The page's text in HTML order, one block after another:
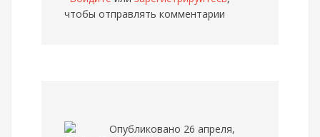
чтобы отправлять комментарии
Опубликовано 26 апреля,